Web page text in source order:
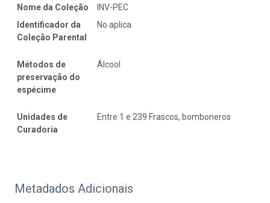
Nome da Coleção
INV-PEC
Identificador da
Coleção Parental
No aplica
Métodos de
preservação do
espécime
Álcool
Unidades de
Curadoria
Entre 1 e 239 Frascos, bomboneros
Metadados Adicionais